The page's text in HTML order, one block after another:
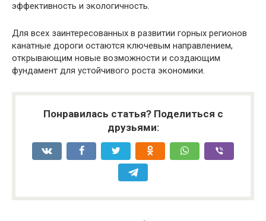
эффективность и экологичность.
Для всех заинтересованных в развитии горных регионов
канатные дороги остаются ключевым направлением,
открывающим новые возможности и создающим
фундамент для устойчивого роста экономики.
Понравилась статья? Поделиться с
друзьями: